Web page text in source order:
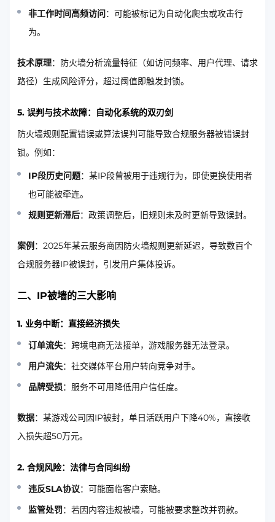
非工作时间高频访问：可能被标记为自动化爬虫或攻击行
为。
技术原理：防火墙分析流量特征（如访问频率、用户代理、请求
路径）生成风险评分，超过阈值即触发封锁。
5. 误判与技术故障：自动化系统的双刃剑
防火墙规则配置错误或算法误判可能导致合规服务器被错误封
锁。例如：
IP段历史问题：某IP段曾被用于违规行为，即使更换使用者
也可能被牵连。
规则更新滞后：政策调整后，旧规则未及时更新导致误封。
案例 ：2025年某云服务商因防火墙规则更新延迟，导致数百个
合规服务器IP被误封，引发用户集体投诉。
二、IP被墙的三大影响
1. 业务中断：直接经济损失
订单流失：跨境电商无法接单，游戏服务器无法登录。
用户流失：社交媒体平台用户转向竞争对手。
品牌受损：服务不可用降低用户信任度。
数据：某游戏公司因IP被封，单日活跃用户下降40%，直接收
入损失超50万元。
2. 合规风险：法律与合同纠纷
违反SLA协议：可能面临客户索赔。
监管处罚：若因内容违规被墙，可能被要求整改并罚款。